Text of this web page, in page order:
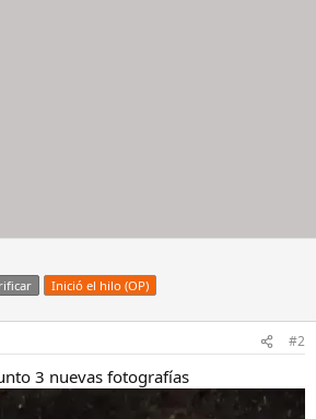
Inició el hilo (OP)
#2
3 nuevas fotografías